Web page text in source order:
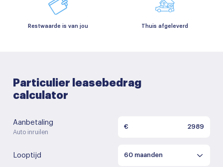
Restwaarde is van jou Thuis afgeleverd
Particulier leasebedrag
calculator
Aanbetaling
Auto inruilen
€
Looptijd